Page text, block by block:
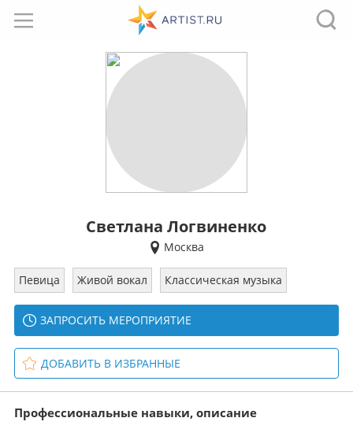
Светлана Логвиненко
Москва
Певица Живой вокал Классическая музыка
ЗАПРОСИТЬ МЕРОПРИЯТИЕ
ДОБАВИТЬ В ИЗБРАННЫЕ
Профессиональные навыки, описание